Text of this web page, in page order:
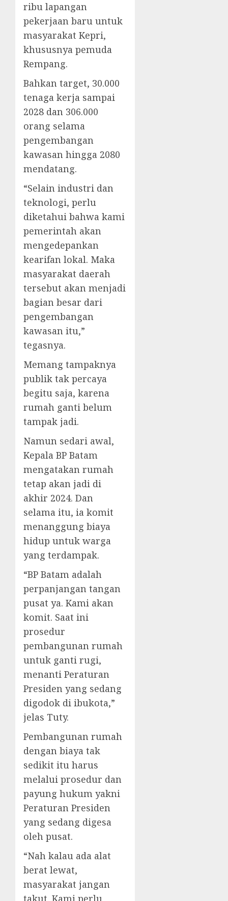
ribu lapangan
pekerjaan baru untuk
masyarakat Kepri,
khususnya pemuda
Rempang.
Bahkan target, 30.000
tenaga kerja sampai
2028 dan 306.000
orang selama
pengembangan
kawasan hingga 2080
mendatang.
“Selain industri dan
teknologi, perlu
diketahui bahwa kami
pemerintah akan
mengedepankan
kearifan lokal. Maka
masyarakat daerah
tersebut akan menjadi
bagian besar dari
pengembangan
kawasan itu,”
tegasnya.
Memang tampaknya
publik tak percaya
begitu saja, karena
rumah ganti belum
tampak jadi.
Namun sedari awal,
Kepala BP Batam
mengatakan rumah
tetap akan jadi di
akhir 2024. Dan
selama itu, ia komit
menanggung biaya
hidup untuk warga
yang terdampak.
“BP Batam adalah
perpanjangan tangan
pusat ya. Kami akan
komit. Saat ini
prosedur
pembangunan rumah
untuk ganti rugi,
menanti Peraturan
Presiden yang sedang
digodok di ibukota,”
jelas Tuty.
Pembangunan rumah
dengan biaya tak
sedikit itu harus
melalui prosedur dan
payung hukum yakni
Peraturan Presiden
yang sedang digesa
oleh pusat.
“Nah kalau ada alat
berat lewat,
masyarakat jangan
takut. Kami perlu